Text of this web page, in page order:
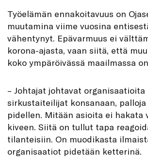
Työelämän ennakoitavuus on
muutamina viime vuosina
vähentynyt. Epävarmuus ei
korona-ajasta, vaan siitä, että
koko ympäröivässä maailmassa
– Johtajat johtavat organisaatioita
sirkustaiteilijat konsanaan, palloja
pidellen. Mitään asioita ei hakata
kiveen. Siitä on tullut tapa
tilanteisiin. On muodikasta
organisaatiot pidetään ketterinä.